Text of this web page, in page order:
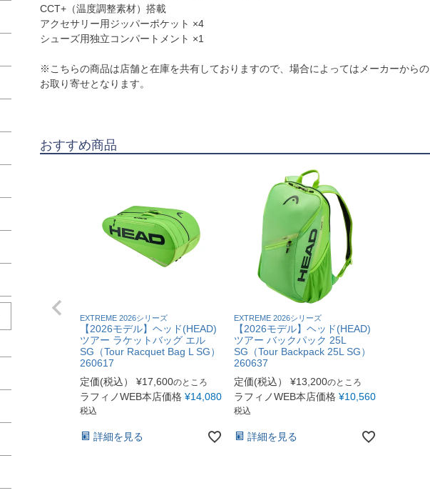
CCT+（温度調整素材）搭載
アクセサリー用ジッパーポケット ×4
シューズ用独立コンパートメント ×1
※こちらの商品は店舗と在庫を共有しておりますので、場合によってはメーカーからの
お取り寄せとなります。
おすすめ商品
EXTREME 2026シリーズ
【2026モデル】ヘッド(HEAD)
ツアー ラケットバッグ エル
SG（Tour Racquet Bag L SG）
260617
定価(税込）
¥17,600のところ
ラフィノWEB本店価格 ¥14,080
税込
詳細を見る
EXTREME 2026シリーズ
【2026モデル】ヘッド(HEAD)
ツアー バックパック 25L
SG（Tour Backpack 25L SG）
260637
定価(税込）
¥13,200のところ
ラフィノWEB本店価格 ¥10,560
税込
詳細を見る